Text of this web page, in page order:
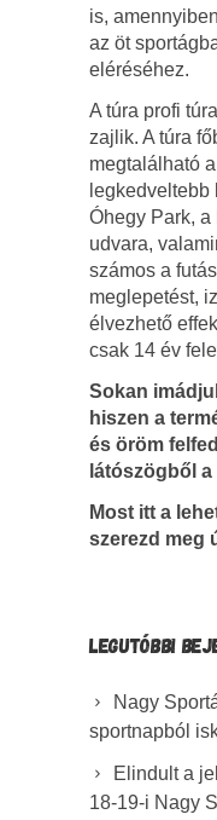
is,
az öt
eléréséhez.
A túra profi
zajlik. A túra
megtalálható
Óhegy Park,
udvara,
számos a
meglepetést,
élvezhető
csak 14 év
Sokan
hiszen a
és öröm
látószögből
Most itt a
szerezd meg
LEGUTÓBBI
Nagy
sportnapból
Elindult a
18-19-i Nagy